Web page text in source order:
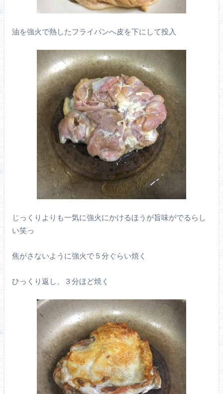
油を強火で熱したフライパンへ皮を下にして投入
じっくりよりも一気に強火にかけるほうが旨味がでるらし
い笑っ
焦がさないように強火で５分ぐらい焼く
ひっくり返し、３分ほど焼く